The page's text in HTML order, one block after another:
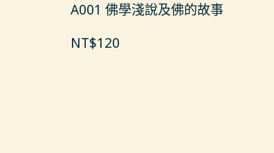
A001 佛學淺說及佛的故事
NT$120